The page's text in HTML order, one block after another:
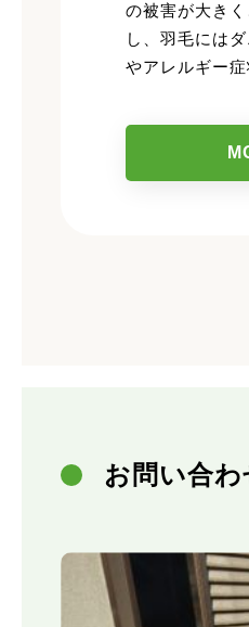
の被害が大き
し、羽毛には
やアレルギー
お問い合